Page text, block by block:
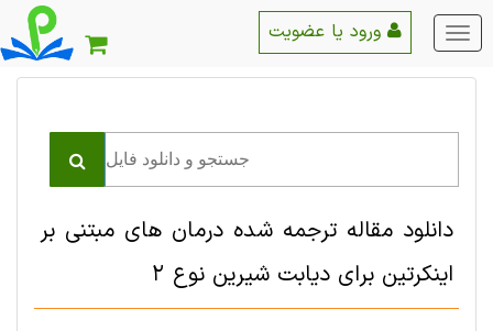
منو
اصلی
دانلود مقاله ترجمه شده درمان های مبتنی بر
اینکرتین برای دیابت شیرین نوع 2